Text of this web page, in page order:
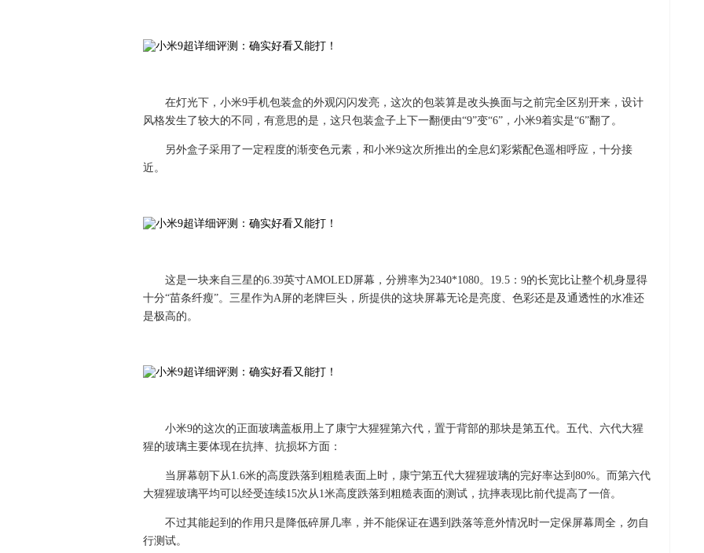
在灯光下，小米9手机包装盒的外观闪闪发亮，这次的包装算是改头换面与之前完全区别开来，设计
风格发生了较大的不同，有意思的是，这只包装盒子上下一翻便由“9”变“6”，小米9着实是“6”翻了。
另外盒子采用了一定程度的渐变色元素，和小米9这次所推出的全息幻彩紫配色遥相呼应，十分接
近。
这是一块来自三星的6.39英寸AMOLED屏幕，分辨率为2340*1080。19.5：9的长宽比让整个机身显得
十分“苗条纤瘦”。三星作为A屏的老牌巨头，所提供的这块屏幕无论是亮度、色彩还是及通透性的水准还
是极高的。
小米9的这次的正面玻璃盖板用上了康宁大猩猩第六代，置于背部的那块是第五代。五代、六代大猩
猩的玻璃主要体现在抗摔、抗损坏方面：
当屏幕朝下从1.6米的高度跌落到粗糙表面上时，康宁第五代大猩猩玻璃的完好率达到80%。而第六代
大猩猩玻璃平均可以经受连续15次从1米高度跌落到粗糙表面的测试，抗摔表现比前代提高了一倍。
不过其能起到的作用只是降低碎屏几率，并不能保证在遇到跌落等意外情况时一定保屏幕周全，勿自
行测试。